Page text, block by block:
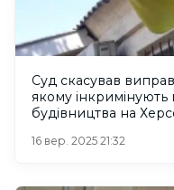
Суд скасував
якому
будівництва на
16 вер. 2025 21:32